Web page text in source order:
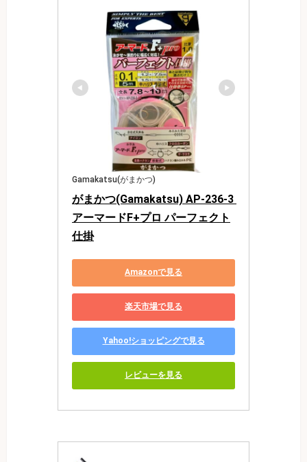
Gamakatsu(がまかつ)
がまかつ(Gamakatsu) AP-236-3
アーマードF+プロ パーフェクト
仕掛
Amazonで見る
楽天市場で見る
Yahoo!ショッピングで見る
レビューを見る